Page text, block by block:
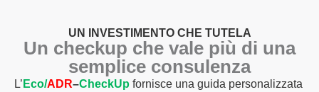
UN INVESTIMENTO CHE TUTELA
Un checkup che vale più di una
semplice consulenza
L’ Eco/ADR–CheckUp fornisce una guida personalizzata